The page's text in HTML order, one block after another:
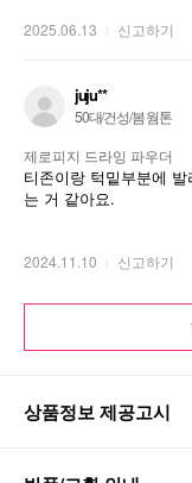
ㄷ
2025.06.13 신고하기
juju**
50대/건성/봄 웜톤
제로피지 드라잉 파우더
티존이랑 턱밑부분에
는 거 같아요.
2024.11.10 신고하기
상품정보 제공고시